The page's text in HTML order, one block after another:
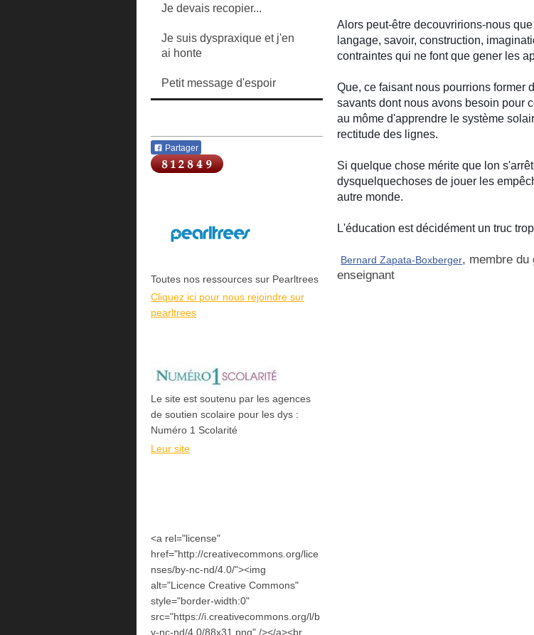
Alors peut-être decouvririons-nous
langage, savoir, construction,
contraintes qui ne font que gener les
Que, ce faisant nous pourrions former
savants dont nous avons besoin pour
au môme d'apprendre le système
rectitude des lignes.
Si quelque chose mérite que lon
dysquelquechoses de jouer les
autre monde.
L'éducation est décidément un truc
Bernard Zapata-Boxberger, membre du
enseignant
Je devais recopier...
Je suis dyspraxique et j'en
ai honte
Petit message d'espoir
Partager
Toutes nos ressources sur Pearltrees
Cliquez ici pour nous rejoindre sur
pearltrees
Le site est soutenu par les agences
de soutien scolaire pour les dys :
Numéro 1 Scolarité
Leur site
<a rel="license"
href="http://creativecommons.org/lice
nses/by-nc-nd/4.0/"><img
alt="Licence Creative Commons"
style="border-width:0"
src="https://i.creativecommons.org/l/b
y-nc-nd/4.0/88x31.png" /></a><br